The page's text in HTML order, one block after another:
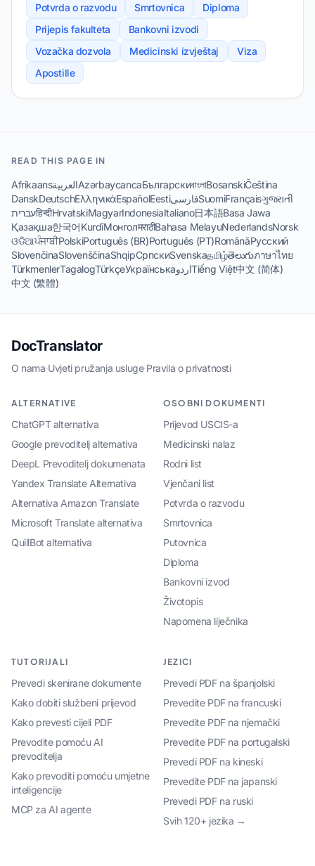
Potvrda o razvodu
Smrtovnica
Diploma
Prijepis fakulteta
Bankovni izvodi
Vozačka dozvola
Medicinski izvještaj
Viza
Apostille
READ THIS PAGE IN
AfrikaansالعربيةAzərbaycancaБългарскиবাংলাBosanskiČeština
DanskDeutschΕλληνικάEspañolEestiفارسیSuomiFrançaisગુજરાતી
עבריתहिन्दीHrvatskiMagyarIndonesiaItaliano日本語Basa Jawa
Қазақша한국어KurdîМонголमराठीBahasa MelayuNederlandsNorsk
ଓଡିଆਪੰਜਾਬੀPolskiPortuguês (BR)Português (PT)RomânăРусский
SlovenčinaSlovenščinaShqipСрпскиSvenskaதமிழ்తెలుగుภาษาไทย
TürkmenlerTagalogTürkçeУкраїнськаاردوTiếng Việt中文 (简体)
中文 (繁體)
DocTranslator
O nama·Uvjeti pružanja usluge·Pravila o privatnosti
ALTERNATIVE
ChatGPT alternativa
Google prevoditelj alternativa
DeepL Prevoditelj dokumenata
Yandex Translate Alternativa
Alternativa Amazon Translate
Microsoft Translate alternativa
QuillBot alternativa
OSOBNI DOKUMENTI
Prijevod USCIS-a
Medicinski nalaz
Rodni list
Vjenčani list
Potvrda o razvodu
Smrtovnica
Putovnica
Diploma
Bankovni izvod
Životopis
Napomena liječnika
TUTORIJALI
Prevedi skenirane dokumente
Kako dobiti službeni prijevod
Kako prevesti cijeli PDF
Prevodite pomoću AI
prevoditelja
Kako prevoditi pomoću umjetne
inteligencije
MCP za AI agente
JEZICI
Prevedi PDF na španjolski
Prevedite PDF na francuski
Prevedite PDF na njemački
Prevedite PDF na portugalski
Prevedi PDF na kineski
Prevedite PDF na japanski
Prevedi PDF na ruski
Svih 120+ jezika →